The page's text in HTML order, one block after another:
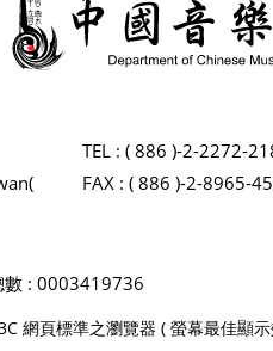
TEL : ( 886 )-2-2272-
FAX : ( 886 )-2-8965-
數 : 0003419736
網頁標準之瀏覽器 ( 螢幕最佳顯